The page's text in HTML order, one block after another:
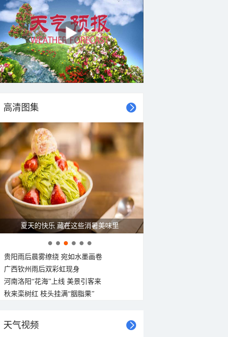
高清图集
夏天的快乐 藏在这些消暑美味里
贵阳雨后晨雾缭绕 宛如水墨画卷
广西钦州雨后双彩虹现身
河南洛阳“花海”上线 美景引客来
秋来栾树红 枝头挂满“胭脂果”
天气视频